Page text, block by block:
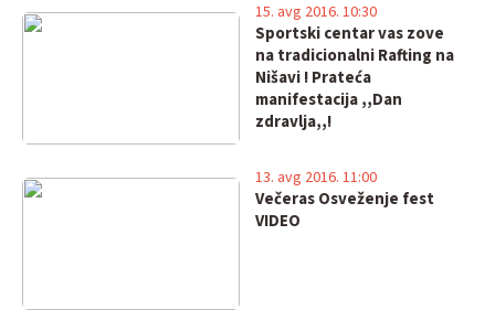
Sportski centar vas zove
na tradicionalni Rafting na
Nišavi ! Prateća
manifestacija ,,Dan
zdravlja,,!
15. avg 2016. 10:30
Večeras Osveženje fest
VIDEO
13. avg 2016. 11:00